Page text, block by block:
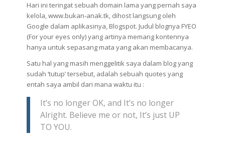
Hari ini teringat sebuah domain lama yang pernah saya
kelola, www.bukan-anak.tk, dihost langsung oleh
Google dalam aplikasinya, Blogspot. Judul blognya FYEO
(For your eyes only) yang artinya memang kontennya
hanya untuk sepasang mata yang akan membacanya.
Satu hal yang masih menggelitik saya dalam blog yang
sudah ‘tutup’ tersebut, adalah sebuah quotes yang
entah saya ambil dari mana waktu itu :
It’s no longer OK, and It’s no longer
Alright. Believe me or not, It’s just UP
TO YOU.